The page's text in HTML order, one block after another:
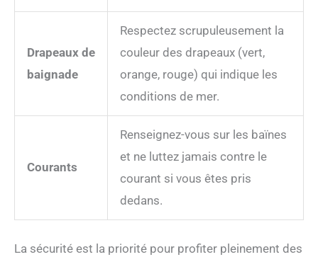
Drapeaux de
baignade
Respectez scrupuleusement la
couleur des drapeaux (vert,
orange, rouge) qui indique les
conditions de mer.
Courants
Renseignez-vous sur les baïnes
et ne luttez jamais contre le
courant si vous êtes pris
dedans.
La sécurité est la priorité pour profiter pleinement des